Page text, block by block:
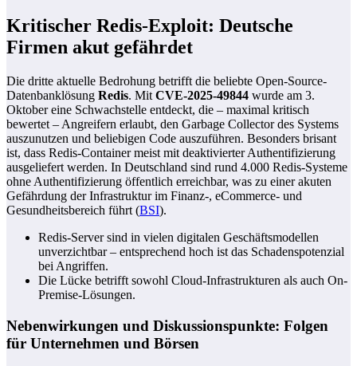
Kritischer Redis-Exploit: Deutsche
Firmen akut gefährdet
Die dritte aktuelle Bedrohung betrifft die beliebte Open-Source-
Datenbanklösung Redis. Mit CVE-2025-49844 wurde am 3.
Oktober eine Schwachstelle entdeckt, die – maximal kritisch
bewertet – Angreifern erlaubt, den Garbage Collector des Systems
auszunutzen und beliebigen Code auszuführen. Besonders brisant
ist, dass Redis-Container meist mit deaktivierter Authentifizierung
ausgeliefert werden. In Deutschland sind rund 4.000 Redis-Systeme
ohne Authentifizierung öffentlich erreichbar, was zu einer akuten
Gefährdung der Infrastruktur im Finanz-, eCommerce- und
Gesundheitsbereich führt (BSI).
Redis-Server sind in vielen digitalen Geschäftsmodellen
unverzichtbar – entsprechend hoch ist das Schadenspotenzial
bei Angriffen.
Die Lücke betrifft sowohl Cloud-Infrastrukturen als auch On-
Premise-Lösungen.
Nebenwirkungen und Diskussionspunkte: Folgen
für Unternehmen und Börsen